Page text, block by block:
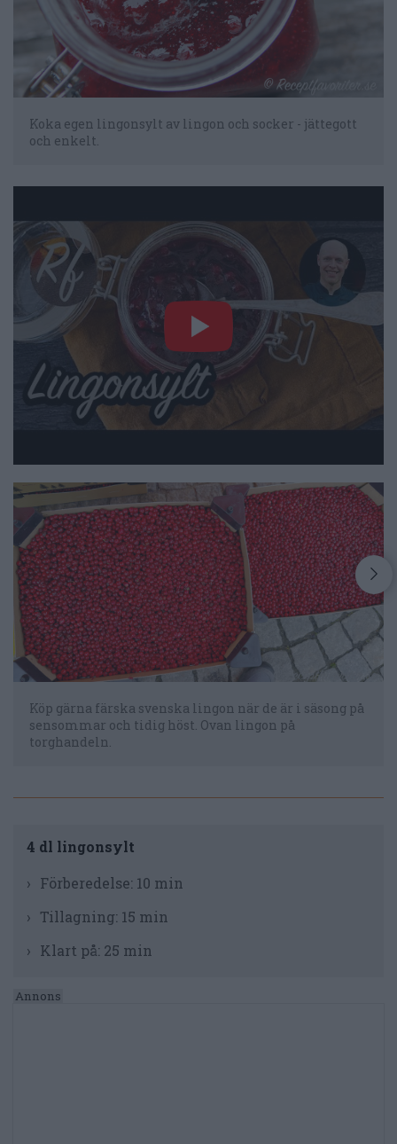
Koka egen lingonsylt av lingon och socker - jättegott
och enkelt.
Köp gärna färska svenska lingon när de är i säsong på
sensommar och tidig höst. Ovan lingon på
torghandeln.
4 dl lingonsylt
Förberedelse: 10 min
Tillagning: 15 min
Klart på: 25 min